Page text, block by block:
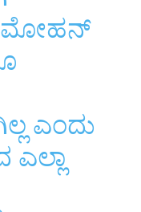
ಮೋಹನ್
ಎಂದು
ಎಲ್ಲಾ